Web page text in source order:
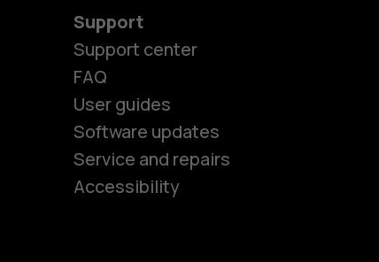
Support
Support center
FAQ
User guides
Software updates
Service and repairs
Accessibility